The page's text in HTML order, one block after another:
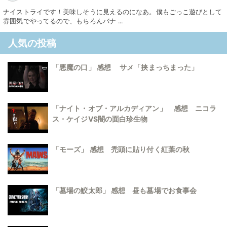
ナイストライです！美味しそうに見えるのになあ。僕もごっこ遊びとして
雰囲気でやってるので、もちろんバナ ...
人気の投稿
「悪魔の口」 感想 サメ「挟まっちまった」
「ナイト・オブ・アルカディアン」 感想 ニコラ
ス・ケイジVS闇の面白珍生物
「モーズ」 感想 禿頭に貼り付く紅葉の秋
「墓場の鮫太郎」 感想 昼も墓場でお食事会